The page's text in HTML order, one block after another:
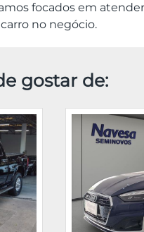
focados em
no negócio.
gostar de: